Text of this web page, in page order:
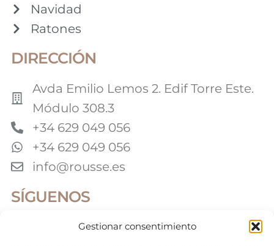
Gestionar consentimiento
Navidad
Ratones
DIRECCIÓN
Avda Emilio Lemos 2. Edif Torre Este.
Módulo 308.3
+34 629 049 056
+34 629 049 056
info@rousse.es
SÍGUENOS